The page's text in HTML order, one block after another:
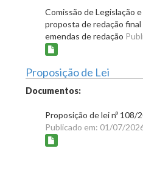
Comissão de Legislação
proposta de redação
emendas de redação
Proposição de Lei
Documentos:
Proposição de lei nº
Publicado em: 01/07/